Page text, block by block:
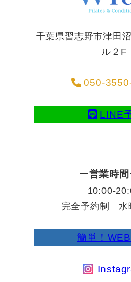
千葉県習志野市津田
ル２F
050-
LINE
ー営業時間
10:00-
完全予約制 水
簡単！